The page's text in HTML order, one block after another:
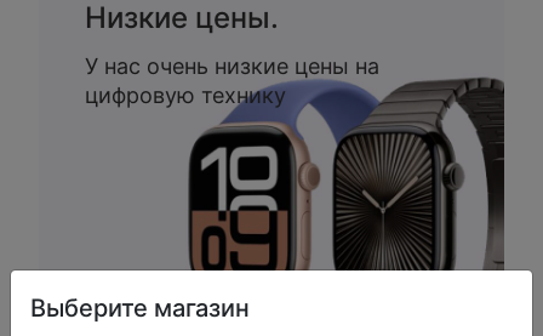
Выберите магазин
Низкие цены.
У нас очень низкие цены на
цифровую технику